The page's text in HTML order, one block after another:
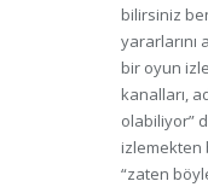
bilirsiniz
yararlarını
bir oyun
kanalları,
olabiliyor”
izlemekten
“zaten